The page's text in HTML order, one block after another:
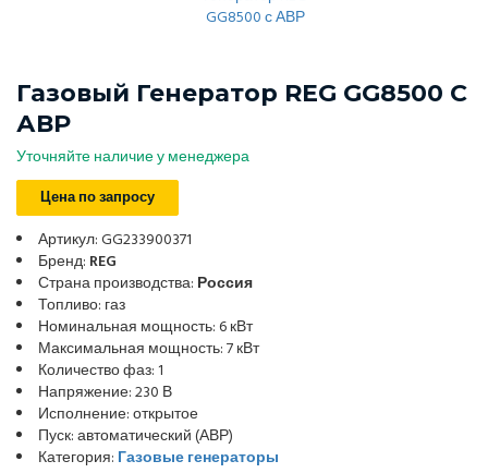
Газовый Генератор REG GG8500 С
АВР
Уточняйте наличие у менеджера
Цена по запросу
Артикул: GG233900371
Бренд: REG
Страна производства: Россия
Топливо: газ
Номинальная мощность: 6 кВт
Максимальная мощность: 7 кВт
Количество фаз: 1
Напряжение: 230 В
Исполнение: открытое
Пуск: автоматический (АВР)
Категория: Газовые генераторы